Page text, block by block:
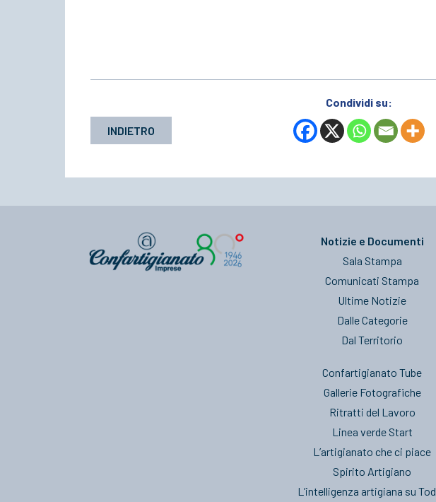
INDIETRO
Condividi su:
Notizie e Documenti
Sala Stampa
Comunicati Stampa
Ultime Notizie
Dalle Categorie
Dal Territorio
Confartigianato Tube
Gallerie Fotografiche
Ritratti del Lavoro
Linea verde Start
L’artigianato che ci piace
Spirito Artigiano
L’intelligenza artigiana su